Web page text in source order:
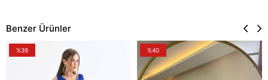
Benzer Ürünler
%39 %40